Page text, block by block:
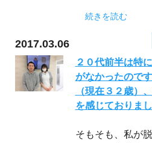
続きを読む
2017.03.06
２０代前半は特
がなかったので
（現在３２歳）
を感じておりま
そもそも、私が